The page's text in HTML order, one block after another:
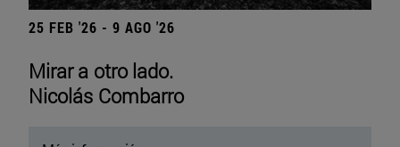
25 FEB '26 - 9 AGO '26
Mirar a otro lado.
Nicolás Combarro